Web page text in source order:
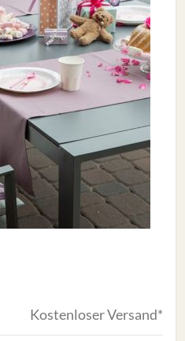
Kostenloser Versand*